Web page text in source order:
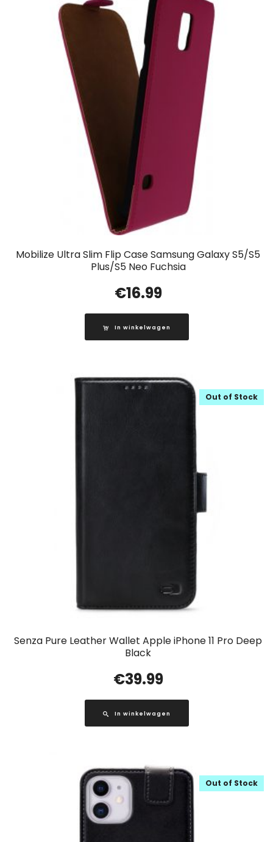
Mobilize Ultra Slim Flip Case Samsung Galaxy S5/S5
Plus/S5 Neo Fuchsia
€16.99
In winkelwagen
Senza Pure Leather Wallet Apple iPhone 11 Pro Deep
Black
Out of Stock
€39.99
In winkelwagen
Out of Stock